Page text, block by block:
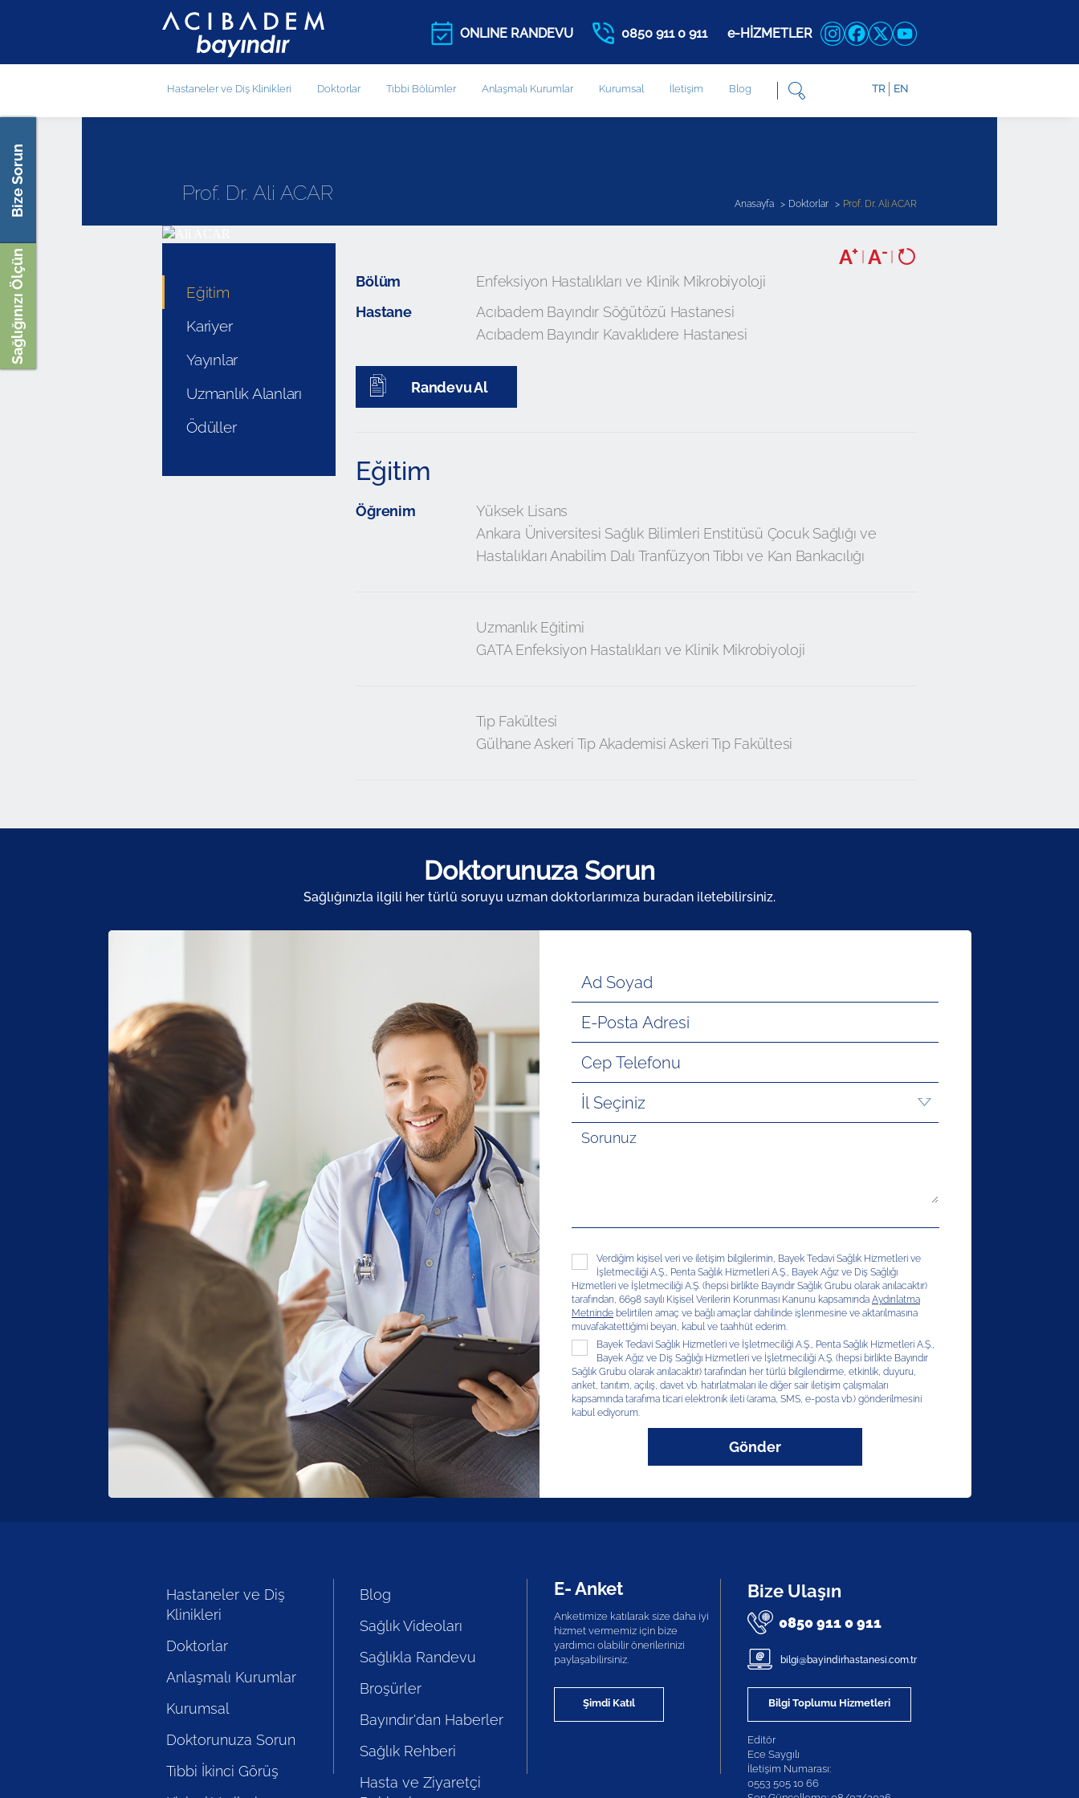
ONLINE RANDEVU 0850 911 0 911 e-HİZMETLER
Hastaneler ve Diş Klinikleri Doktorlar Tıbbi Bölümler Anlaşmalı Kurumlar Kurumsal İletişim Blog TR EN
Bize Sorun
Sağlığınızı Ölçün
Prof. Dr. Ali ACAR Anasayfa Doktorlar Prof. Dr. Ali ACAR
Eğitim
Kariyer
Yayınlar
Uzmanlık Alanları
Ödüller
A+ A-
Bölüm
Enfeksiyon Hastalıkları ve Klinik Mikrobiyoloji
Hastane
Acıbadem Bayındır Söğütözü Hastanesi
Acıbadem Bayındır Kavaklıdere Hastanesi
Randevu Al
Eğitim
Öğrenim
Yüksek Lisans
Ankara Üniversitesi Sağlık Bilimleri Enstitüsü Çocuk Sağlığı ve
Hastalıkları Anabilim Dalı Tranfüzyon Tıbbı ve Kan Bankacılığı
Uzmanlık Eğitimi
GATA Enfeksiyon Hastalıkları ve Klinik Mikrobiyoloji
Tıp Fakültesi
Gülhane Askeri Tıp Akademisi Askeri Tıp Fakültesi
Doktorunuza Sorun
Sağlığınızla ilgili her türlü soruyu uzman doktorlarımıza buradan iletebilirsiniz.
Verdiğim kişisel veri ve iletişim bilgilerimin, Bayek Tedavi Sağlık Hizmetleri ve
İşletmeciliği A.Ş., Penta Sağlık Hizmetleri A.Ş., Bayek Ağız ve Diş Sağlığı
Hizmetleri ve İşletmeciliği A.Ş. (hepsi birlikte Bayındır Sağlık Grubu olarak anılacaktır)
tarafından, 6698 sayılı Kişisel Verilerin Korunması Kanunu kapsamında Aydınlatma
Metninde belirtilen amaç ve bağlı amaçlar dahilinde işlenmesine ve aktarılmasına
muvafakatettiğimi beyan, kabul ve taahhüt ederim.
Bayek Tedavi Sağlık Hizmetleri ve İşletmeciliği A.Ş., Penta Sağlık Hizmetleri A.Ş.,
Bayek Ağız ve Diş Sağlığı Hizmetleri ve İşletmeciliği A.Ş. (hepsi birlikte Bayındır
Sağlık Grubu olarak anılacaktır) tarafından her türlü bilgilendirme, etkinlik, duyuru,
anket, tanıtım, açılış, davet vb. hatırlatmaları ile diğer sair iletişim çalışmaları
kapsamında tarafıma ticari elektronik ileti (arama, SMS, e-posta vb.) gönderilmesini
kabul ediyorum.
Gönder
Hastaneler ve Diş
Klinikleri
Doktorlar
Anlaşmalı Kurumlar
Kurumsal
Doktorunuza Sorun
Tıbbi İkinci Görüş
Blog
Sağlık Videoları
Sağlıkla Randevu
Broşürler
Bayındır'dan Haberler
Sağlık Rehberi
Hasta ve Ziyaretçi
E- Anket
Anketimize katılarak size daha iyi
hizmet vermemiz için bize
yardımcı olabilir önerilerinizi
paylaşabilirsiniz.
Şimdi Katıl
Bize Ulaşın
0850 911 0 911
bilgi@bayindirhastanesi.com.tr
Bilgi Toplumu Hizmetleri
Editör
Ece Saygılı
İletişim Numarası:
0553 505 10 66